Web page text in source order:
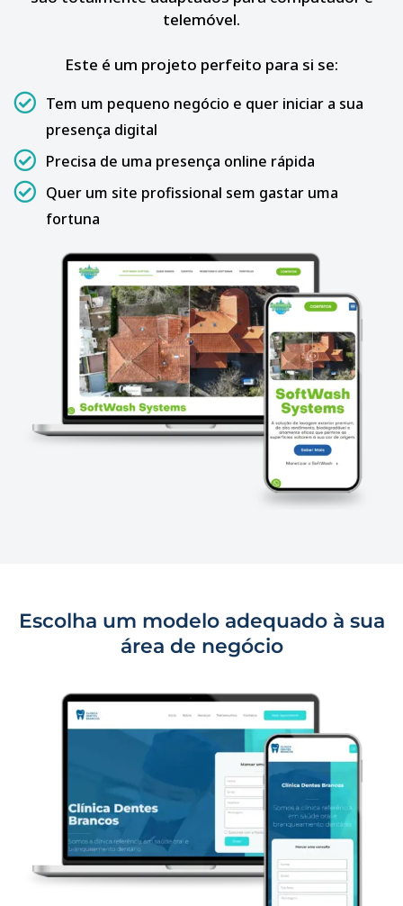
telemóvel.
Este é um projeto perfeito para si se:
Tem um pequeno negócio e quer iniciar a sua
presença digital
Precisa de uma presença online rápida
Quer um site profissional sem gastar uma
fortuna
Escolha um modelo adequado à sua
área de negócio